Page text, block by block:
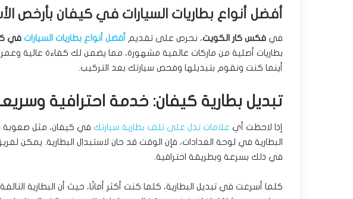
أفضل أنواع بطاريات السيارات في كيفان بأرخص
في فكس كار الكويت، نحرص على تقديم أفضل أنواع بطاريات السيارات في
بطاريات أصلية من ماركات عالمية مشهورة، مما يضمن لك كفاءة عالية
أينما كنت ونقوم بتبديلها وفحص سيارتك بعد التركيب.
تبديل بطارية كيفان: خدمة احترافية
إذا لاحظت أي علامات تدل على تلف بطارية سيارتك في كيفان، مثل صعوبة
البطارية في لوحة العدادات، فإن الوقت قد حان لاستبدال البطارية.
في ذلك بسرعة وبطريقة احترافية.
كلما أسرعت في تبديل البطارية، كلما كنت أكثر أمانًا، حيث أن البطارية